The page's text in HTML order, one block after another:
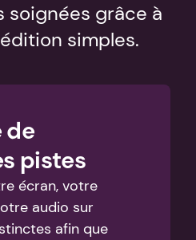
soignées grâce à
simples.
de
pistes
écran, votre
audio sur
afin que